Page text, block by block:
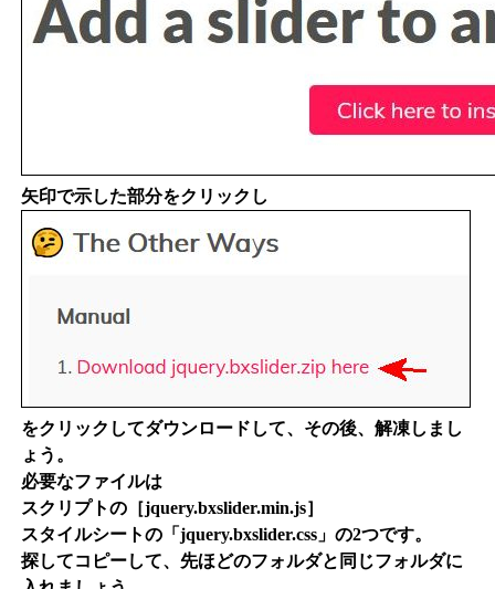
矢印で示した部分をクリックし
をクリックしてダウンロードして、その後、解凍しまし
ょう。
必要なファイルは
スクリプトの［jquery.bxslider.min.js］
スタイルシートの「jquery.bxslider.css」の2つです。
探してコピーして、先ほどのフォルダと同じフォルダに